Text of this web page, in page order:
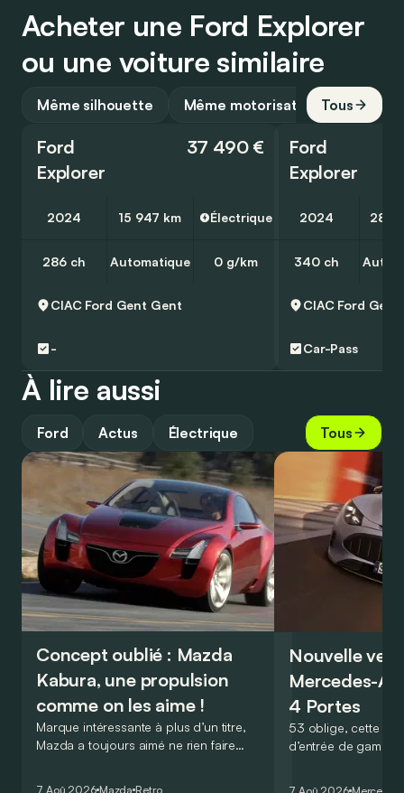
Acheter une Ford Explorer
ou une voiture similaire
Même silhouette Même motorisation Tous
Ford
Explorer
37 490 €
2024 15 947 km Électrique
286 ch Automatique 0 g/km
CIAC Ford Gent Gent
-
Ford
Explorer
2024 28
340 ch
CIAC Ford Gent
Car-Pass
À lire aussi
Ford Actus Électrique Tous
Concept oublié : Mazda
Kabura, une propulsion
comme on les aime !
Marque intéressante à plus d’un titre,
Mazda a toujours aimé ne rien faire
7 Aoû 2026 Mazda Retro
Nouvelle
Mercedes-
4 Portes
53 oblige, cette
d’entrée de